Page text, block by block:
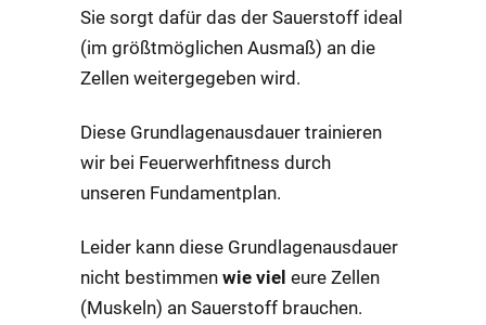
Sie sorgt dafür das der Sauerstoff ideal
(im größtmöglichen Ausmaß) an die
Zellen weitergegeben wird.
Diese Grundlagenausdauer trainieren
wir bei Feuerwerhfitness durch
unseren Fundamentplan.
Leider kann diese Grundlagenausdauer
nicht bestimmen wie viel eure Zellen
(Muskeln) an Sauerstoff brauchen.